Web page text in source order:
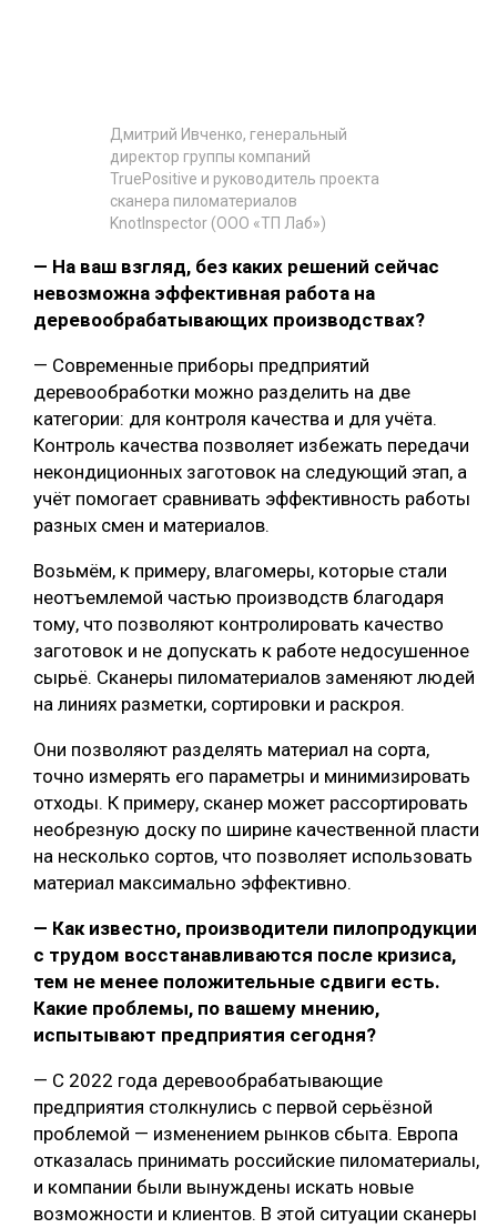
Дмитрий Ивченко, генеральный
директор группы компаний
TruePositive и руководитель проекта
сканера пиломатериалов
KnotInspector (ООО «ТП Лаб»)
— На ваш взгляд, без каких решений сейчас
невозможна эффективная работа на
деревообрабатывающих производствах?
— Современные приборы предприятий
деревообработки можно разделить на две
категории: для контроля качества и для учёта.
Контроль качества позволяет избежать передачи
некондиционных заготовок на следующий этап, а
учёт помогает сравнивать эффективность работы
разных смен и материалов.
Возьмём, к примеру, влагомеры, которые стали
неотъемлемой частью производств благодаря
тому, что позволяют контролировать качество
заготовок и не допускать к работе недосушенное
сырьё. Сканеры пиломатериалов заменяют людей
на линиях разметки, сортировки и раскроя.
Они позволяют разделять материал на сорта,
точно измерять его параметры и минимизировать
отходы. К примеру, сканер может рассортировать
необрезную доску по ширине качественной пласти
на несколько сортов, что позволяет использовать
материал максимально эффективно.
— Как известно, производители пилопродукции
с трудом восстанавливаются после кризиса,
тем не менее положительные сдвиги есть.
Какие проблемы, по вашему мнению,
испытывают предприятия сегодня?
— С 2022 года деревообрабатывающие
предприятия столкнулись с первой серьёзной
проблемой — изменением рынков сбыта. Европа
отказалась принимать российские пиломатериалы,
и компании были вынуждены искать новые
возможности и клиентов. В этой ситуации сканеры